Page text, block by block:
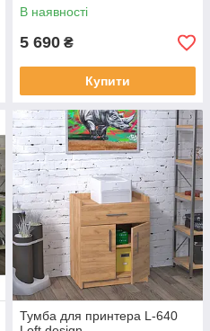
В наявності
5 690 ₴
Купити
Тумба для принтера L-640